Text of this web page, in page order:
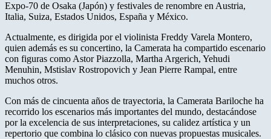
Expo-70 de Osaka (Japón) y festivales de renombre en Austria,
Italia, Suiza, Estados Unidos, España y México.
Actualmente, es dirigida por el violinista Freddy Varela Montero,
quien además es su concertino, la Camerata ha compartido escenario
con figuras como Astor Piazzolla, Martha Argerich, Yehudi
Menuhin, Mstislav Rostropovich y Jean Pierre Rampal, entre
muchos otros.
Con más de cincuenta años de trayectoria, la Camerata Bariloche ha
recorrido los escenarios más importantes del mundo, destacándose
por la excelencia de sus interpretaciones, su calidez artística y un
repertorio que combina lo clásico con nuevas propuestas musicales.